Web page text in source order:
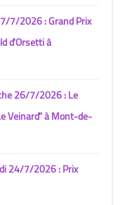
7/2026 : Grand Prix
d'Orsetti à
26/7/2026 : Le
Veinard" à Mont-de-
24/7/2026 : Prix